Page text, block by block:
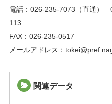
電話：026-235-7073（直通
113
FAX：026-235-0517
メールアドレス：
関連データ